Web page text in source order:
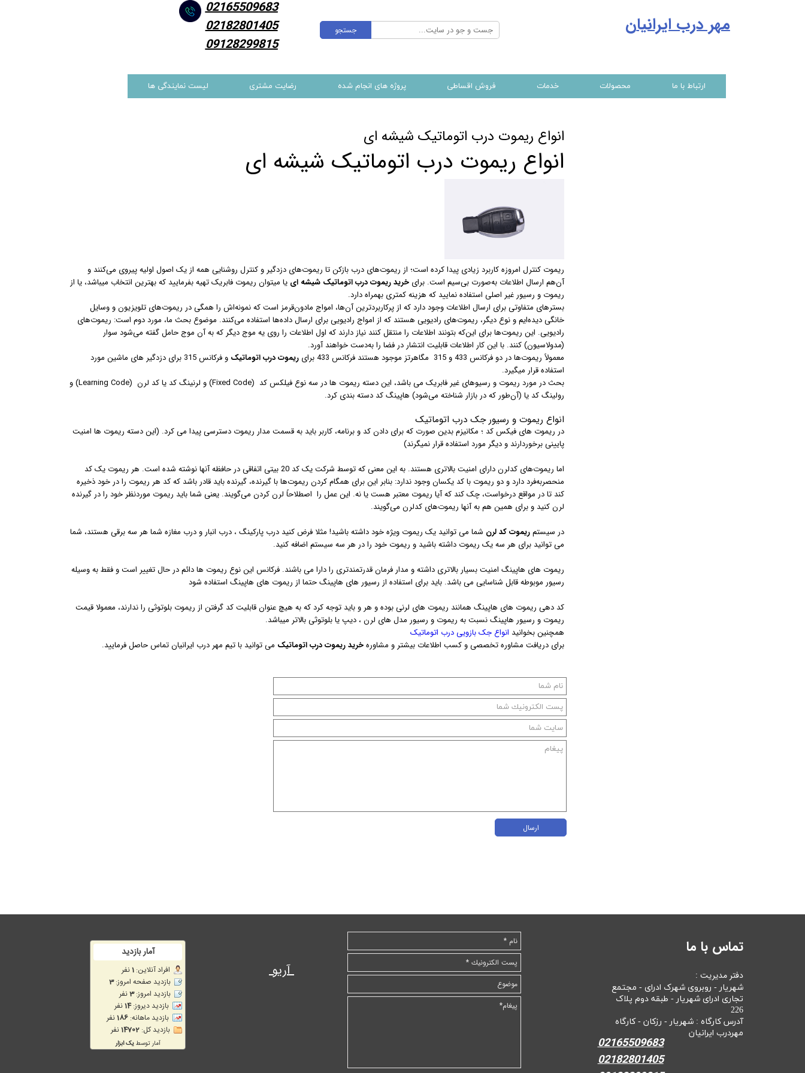
ارتباط با ما محصولات خدمات فروش اقساطی پروژه های انجام شده رضایت مشتری لیست نمایندگی ها
جستجو مهر درب ایرانیان
02165509683
02182801405
09128299815
انواع ریموت درب اتوماتیک شیشه ای
انواع ریموت درب اتوماتیک شیشه ای
ریموت کنترل امروزه کاربرد زیادی پیدا کرده است؛ از ریموت‌های درب بازکن تا ریموت‌های دزدگیر و کنترل روشنایی همه از یک اصول اولیه پیروی می‌کنند و
آن‌هم ارسال اطلاعات به‌صورت بی‌سیم است. برایخرید ریموت درب اتوماتیک شیشه اییا میتوان ریموت فابریک تهیه بفرمایید که بهترین انتخاب میباشد، یا از
ریموت و رسیور غیر اصلی استفاده نمایید که هزینه کمتری بهمراه دارد.
بسترهای متفاوتی برای ارسال اطلاعات وجود دارد که از پرکاربردترین آن‌ها، امواج مادون‌قرمز است که نمونه‌اش را همگی در ریموت‌های تلویزیون و وسایل
خانگی دیده‌ایم و نوع دیگر، ریموت‌های رادیویی هستند که از امواج رادیویی برای ارسال داده‌ها استفاده می‌کنند. موضوع بحث ما، مورد دوم است: ریموت‌های
رادیویی. این ریموت‌ها برای این‌که بتونند اطلاعات را منتقل کنند نیاز دارند که اول اطلاعات را روی یه موج دیگر که به آن موج حامل گفته می‌شود سوار
(مدولاسیون) کنند. با این کار اطلاعات قابلیت انتشار در فضا را به‌دست خواهند آورد.
معمولاً ریموت‌ها در دو فرکانس 433 و 315 مگاهرتز موجود هستند فرکانس 433 برای
ریموت درب اتوماتیک
و فرکانس 315 برای دزدگیر های ماشین مورد
استفاده قرار میگیرد.
بحث در مورد ریموت و رسیوهای غیر فابریک می باشد، این دسته ریموت ها در سه نوع فیلکس کد (Fixed Code) و لرنینگ کد یا کد لرن (Learning Code) و
رولینگ کد یا (آن‌طور که در بازار شناخته می‌شود) هاپینگ کد دسته بندی کرد.
انواع ریموت و رسیور جک درب اتوماتیک
در ریموت های فیکس کد ؛ مکانیزم بدین صورت که برای دادن کد و برنامه، کاربر باید به قسمت مدار ریموت دسترسی پیدا می کرد. (این دسته ریموت ها امنیت
پایینی برخوردارند و دیگر مورد استفاده قرار نمیگرند)
اما ریموت‌های کدلرن دارای امنیت بالاتری هستند. به این معنی که توسط شرکت یک کد 20 بیتی اتفاقی در حافظه آنها نوشته شده است. هر ریموت یک کد
منحصربه‌فرد دارد و دو ریموت با کد یکسان وجود ندارد: بنابر این برای همگام کردن ریموت‌ها با گیرنده، گیرنده باید قادر باشد که کد هر ریموت را در خود ذخیره
کند تا در مواقع درخواست، چک کند که آیا ریموت معتبر هست یا نه. این عمل را اصطلاحاً لرن کردن می‌گویند. یعنی شما باید ریموت موردنظر خود را در گیرنده
لرن کنید و برای همین هم به آنها ریموت‌های کدلرن می‌گویند.
در سیستمریموت کد لرن شما می توانید یک ریموت ویژه خود داشته باشید! مثلا فرض کنید درب پارکینگ ، درب انبار و درب مغازه شما هر سه برقی هستند، شما
می توانید برای هر سه یک ریموت داشته باشید و ریموت خود را در هر سه سیستم اضافه کنید.
ریموت های هاپینگ امنیت بسیار بالاتری داشته و مدار فرمان قدرتمندتری را دارا می باشند. فرکانس این نوع ریموت ها دائم در حال تغییر است و فقط به وسیله
رسیور موبوطه قابل شناسایی می باشد. باید برای استفاده از رسیور های هاپینگ حتما از ریموت های هاپینگ استفاده شود
کد دهی ریموت های هاپینگ همانند ریموت های لرنی بوده و هر و باید توجه کرد که به هیچ عنوان قابلیت کد گرفتن از ریموت بلوتوثی را ندارند، معمولا قیمت
ریموت و رسیور هاپینگ نسبت به ریموت و رسیور مدل های لرن ، دیپ یا بلوتوثی بالاتر میباشد.
همچنین بخوانید انواع جک بازویی درب اتوماتیک
برای دریافت مشاوره تخصصی و کسب اطلاعات بیشتر و مشاورهخرید ریموت درب اتوماتیک می توانید با تیم مهر درب ایرانیان تماس حاصل فرمایید.
ارسال
تماس با ما
دفتر مدیریت :
شهریار - روبروی شهرک ادرای - مجتمع
تجاری ادرای شهریار - طبقه دوم پلاک
226
آدرس کارگاه : شهریار - رزکان - کارگاه
مهردرب ایرانیان
02165509683
02182801405
آریو